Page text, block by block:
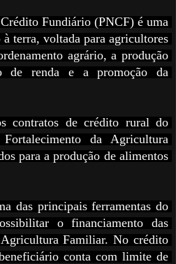
Fundiário (PNCF) é uma
terra, voltada para agricultores
agrário, a produção
de renda e a promoção da
contratos de crédito rural do
da Agricultura
para a produção de alimentos
das principais ferramentas do
o financiamento das
Familiar. No crédito
conta com limite de